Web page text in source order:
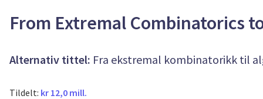
From Extremal Combinatorics
Alternativ tittel: Fra ekstremal kombinatorikk til
Tildelt: kr 12,0 mill.